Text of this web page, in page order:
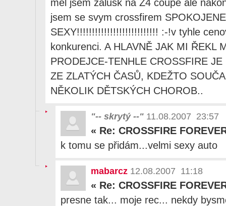
mel jsem zalusk na Z4 coupe ale
jsem se svym crossfirem
SEXY!!!!!!!!!!!!!!!!!!!!!!!!!!! :-!v tyhle
konkurenci. A HLAVNĚ JAK MI ŘEKL
PRODEJCE-TENHLE CROSSFIRE
ZE ZLATÝCH ČASŮ, KDEŽTO
NĚKOLIK DĚTSKÝCH CHOROB..
"-- skrytý --" 11.08.2007 23:57
« Re: CROSSFIRE
k tomu se přidám...velmi sexy auto
mabarcz 12.08.2007 11:18
« Re: CROSSFIRE
presne tak... moje rec... nekdy